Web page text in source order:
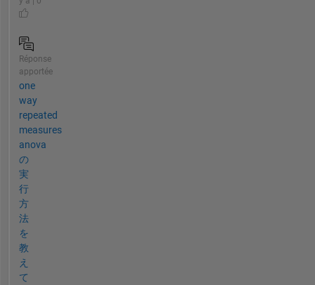
Réponse
apportée
one
way
repeated
measures
anova
の
実
行
方
法
を
教
え
て